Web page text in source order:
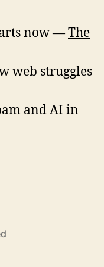
now —The
web struggles
and AI in